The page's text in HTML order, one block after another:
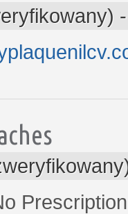
Prescription